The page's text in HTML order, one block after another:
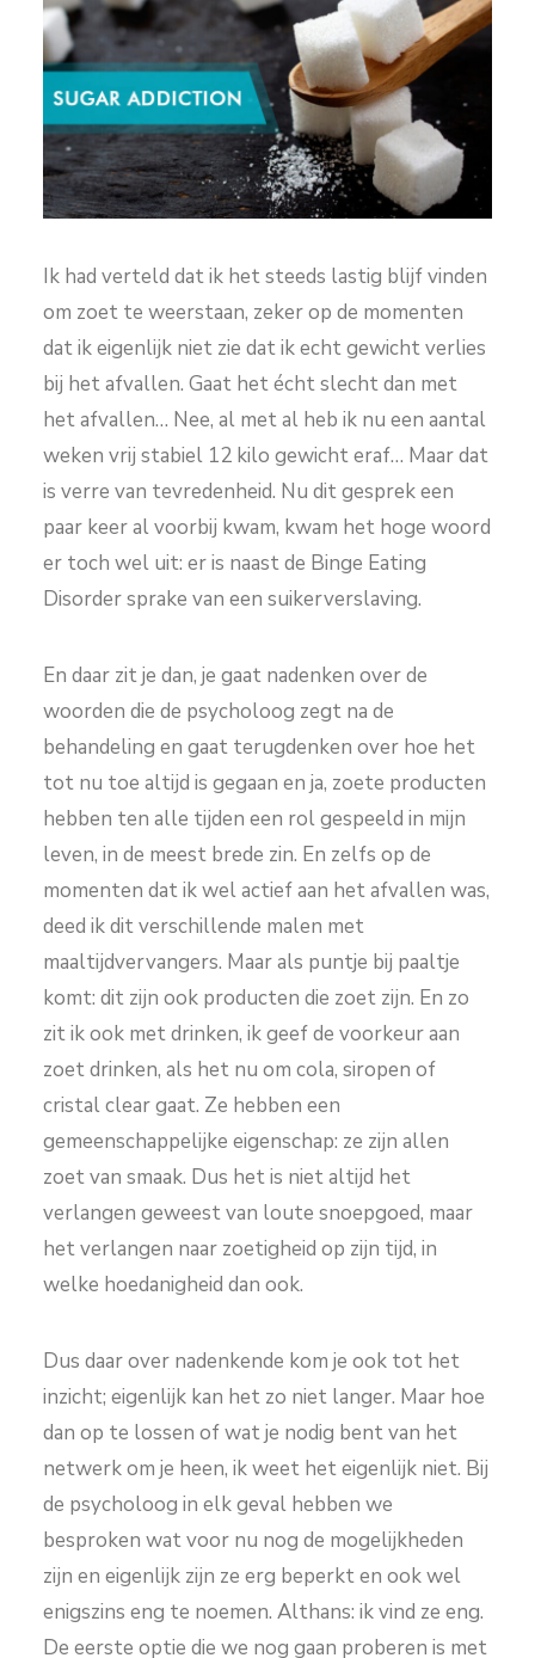
Ik had verteld dat ik het steeds lastig blijf vinden
om zoet te weerstaan, zeker op de momenten
dat ik eigenlijk niet zie dat ik echt gewicht verlies
bij het afvallen. Gaat het écht slecht dan met
het afvallen… Nee, al met al heb ik nu een aantal
weken vrij stabiel 12 kilo gewicht eraf… Maar dat
is verre van tevredenheid. Nu dit gesprek een
paar keer al voorbij kwam, kwam het hoge woord
er toch wel uit: er is naast de Binge Eating
Disorder sprake van een suikerverslaving.
En daar zit je dan, je gaat nadenken over de
woorden die de psycholoog zegt na de
behandeling en gaat terugdenken over hoe het
tot nu toe altijd is gegaan en ja, zoete producten
hebben ten alle tijden een rol gespeeld in mijn
leven, in de meest brede zin. En zelfs op de
momenten dat ik wel actief aan het afvallen was,
deed ik dit verschillende malen met
maaltijdvervangers. Maar als puntje bij paaltje
komt: dit zijn ook producten die zoet zijn. En zo
zit ik ook met drinken, ik geef de voorkeur aan
zoet drinken, als het nu om cola, siropen of
cristal clear gaat. Ze hebben een
gemeenschappelijke eigenschap: ze zijn allen
zoet van smaak. Dus het is niet altijd het
verlangen geweest van loute snoepgoed, maar
het verlangen naar zoetigheid op zijn tijd, in
welke hoedanigheid dan ook.
Dus daar over nadenkende kom je ook tot het
inzicht; eigenlijk kan het zo niet langer. Maar hoe
dan op te lossen of wat je nodig bent van het
netwerk om je heen, ik weet het eigenlijk niet. Bij
de psycholoog in elk geval hebben we
besproken wat voor nu nog de mogelijkheden
zijn en eigenlijk zijn ze erg beperkt en ook wel
enigszins eng te noemen. Althans: ik vind ze eng.
De eerste optie die we nog gaan proberen is met